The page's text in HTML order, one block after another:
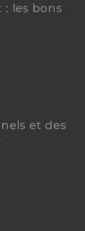
les bons
et des